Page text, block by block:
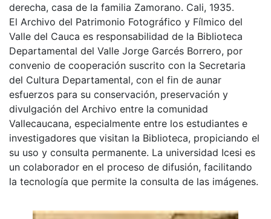
derecha, casa de la familia Zamorano. Cali, 1935.
El Archivo del Patrimonio Fotográfico y Fílmico del
Valle del Cauca es responsabilidad de la Biblioteca
Departamental del Valle Jorge Garcés Borrero, por
convenio de cooperación suscrito con la Secretaria
del Cultura Departamental, con el fin de aunar
esfuerzos para su conservación, preservación y
divulgación del Archivo entre la comunidad
Vallecaucana, especialmente entre los estudiantes e
investigadores que visitan la Biblioteca, propiciando el
su uso y consulta permanente. La universidad Icesi es
un colaborador en el proceso de difusión, facilitando
la tecnología que permite la consulta de las imágenes.